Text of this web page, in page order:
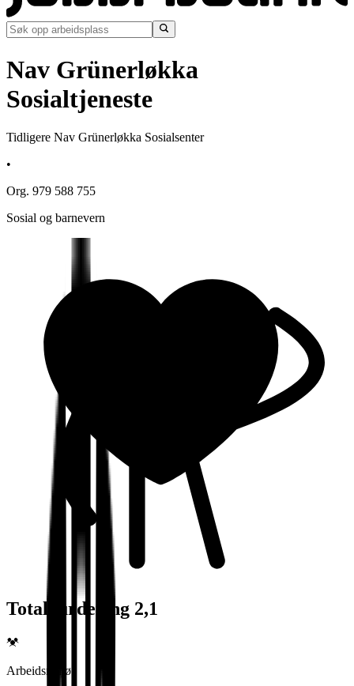
Nav Grünerløkka
Sosialtjeneste
Tidligere Nav Grünerløkka Sosialsenter
•
Org. 979 588 755
Sosial og barnevern
Totalvurdering 2,1
Arbeidsmiljø